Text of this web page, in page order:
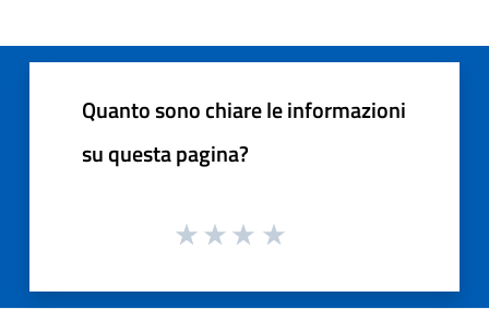
Quanto sono chiare le informazioni
su questa pagina?